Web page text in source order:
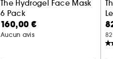
The Hydrogel Face Mask
6 Pack
Masque Hydrogel
160,00 €
Aucun avis